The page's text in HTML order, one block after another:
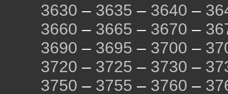
3630 – 3635 – 3640 –
3660 – 3665 – 3670 –
3690 – 3695 – 3700 –
3720 – 3725 – 3730 –
3750 – 3755 – 3760 –